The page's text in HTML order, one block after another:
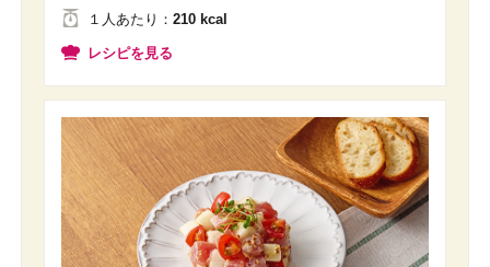
１人 あたり ： 210 kcal
レシピを見る